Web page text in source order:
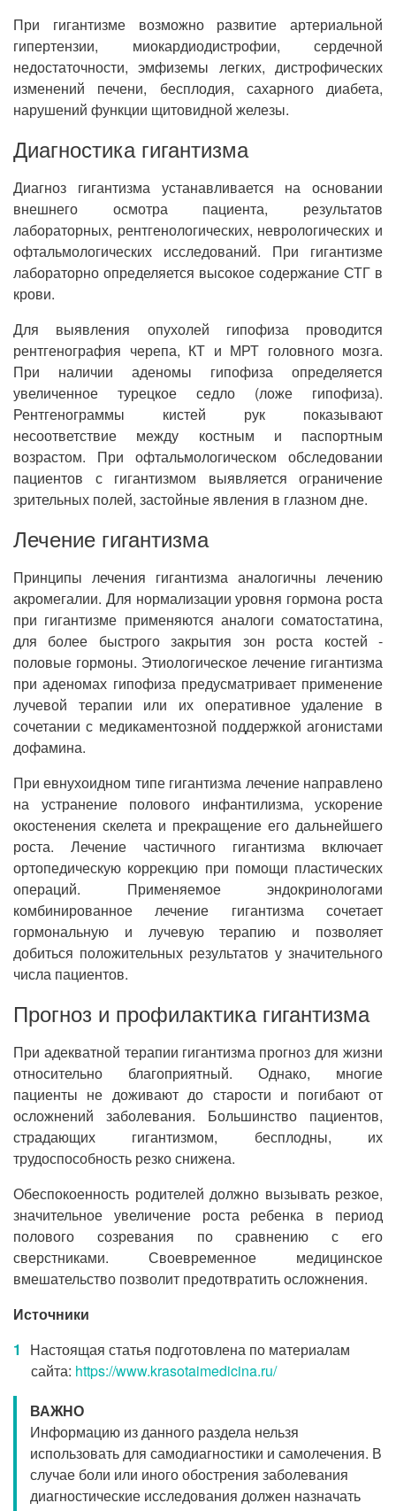
При гигантизме возможно развитие артериальной
гипертензии, миокардиодистрофии, сердечной
недостаточности, эмфиземы легких, дистрофических
изменений печени, бесплодия, сахарного диабета,
нарушений функции щитовидной железы.
Диагностика гигантизма
Диагноз гигантизма устанавливается на основании
внешнего осмотра пациента, результатов
лабораторных, рентгенологических, неврологических и
офтальмологических исследований. При гигантизме
лабораторно определяется высокое содержание СТГ в
крови.
Для выявления опухолей гипофиза проводится
рентгенография черепа, КТ и МРТ головного мозга.
При наличии аденомы гипофиза определяется
увеличенное турецкое седло (ложе гипофиза).
Рентгенограммы кистей рук показывают
несоответствие между костным и паспортным
возрастом. При офтальмологическом обследовании
пациентов с гигантизмом выявляется ограничение
зрительных полей, застойные явления в глазном дне.
Лечение гигантизма
Принципы лечения гигантизма аналогичны лечению
акромегалии. Для нормализации уровня гормона роста
при гигантизме применяются аналоги соматостатина,
для более быстрого закрытия зон роста костей -
половые гормоны. Этиологическое лечение гигантизма
при аденомах гипофиза предусматривает применение
лучевой терапии или их оперативное удаление в
сочетании с медикаментозной поддержкой агонистами
дофамина.
При евнухоидном типе гигантизма лечение направлено
на устранение полового инфантилизма, ускорение
окостенения скелета и прекращение его дальнейшего
роста. Лечение частичного гигантизма включает
ортопедическую коррекцию при помощи пластических
операций. Применяемое эндокринологами
комбинированное лечение гигантизма сочетает
гормональную и лучевую терапию и позволяет
добиться положительных результатов у значительного
числа пациентов.
Прогноз и профилактика гигантизма
При адекватной терапии гигантизма прогноз для жизни
относительно благоприятный. Однако, многие
пациенты не доживают до старости и погибают от
осложнений заболевания. Большинство пациентов,
страдающих гигантизмом, бесплодны, их
трудоспособность резко снижена.
Обеспокоенность родителей должно вызывать резкое,
значительное увеличение роста ребенка в период
полового созревания по сравнению с его
сверстниками. Своевременное медицинское
вмешательство позволит предотвратить осложнения.
Источники
Настоящая статья подготовлена по материалам
сайта: https://www.krasotaimedicina.ru/
ВАЖНО
Информацию из данного раздела нельзя
использовать для самодиагностики и самолечения. В
случае боли или иного обострения заболевания
диагностические исследования должен назначать